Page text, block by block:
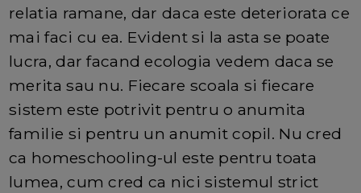
relatia ramane, dar daca este deteriorata ce
mai faci cu ea. Evident si la asta se poate
lucra, dar facand ecologia vedem daca se
merita sau nu. Fiecare scoala si fiecare
sistem este potrivit pentru o anumita
familie si pentru un anumit copil. Nu cred
ca homeschooling-ul este pentru toata
lumea, cum cred ca nici sistemul strict